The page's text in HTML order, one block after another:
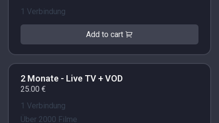
1 Verbindung
Add to cart
2 Monate - Live TV + VOD
25.00 €
1 Verbindung
Über 2000 Filme